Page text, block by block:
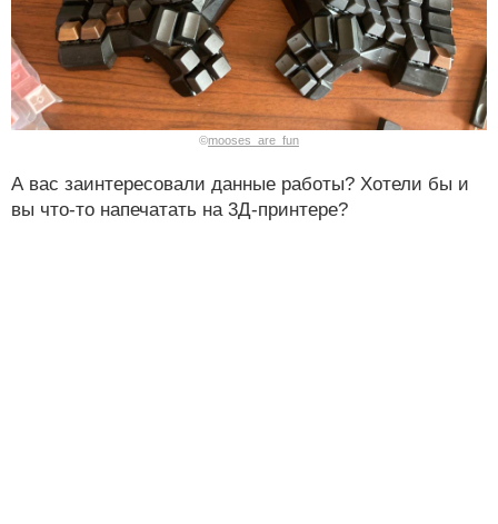
©mooses_are_fun
А вас заинтересовали данные работы? Хотели бы и
вы что-то напечатать на 3Д-принтере?